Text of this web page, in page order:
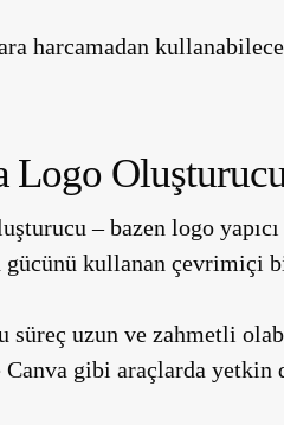
harcamadan
Logo
– bazen logo
gücünü kullanan çevrimiçi
süreç uzun ve zahmetli
gibi araçlarda yetkin